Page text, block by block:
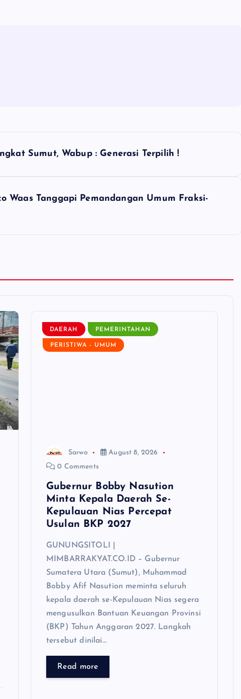
Sumut, Wabup : Generasi Terpilih !
Waas Tanggapi Pemandangan Umum Fraksi-
DAERAH PEMERINTAHAN
PERISTIWA - UMUM
Sarwo
August 8, 2026
0 Comments
Gubernur Bobby Nasution
Minta Kepala Daerah Se-
Kepulauan Nias Percepat
Usulan BKP 2027
GUNUNGSITOLI |
MIMBARRAKYAT.CO.ID – Gubernur
Sumatera Utara (Sumut), Muhammad
Bobby Afif Nasution meminta seluruh
kepala daerah se-Kepulauan Nias segera
mengusulkan Bantuan Keuangan Provinsi
(BKP) Tahun Anggaran 2027. Langkah
tersebut dinilai…
Read more